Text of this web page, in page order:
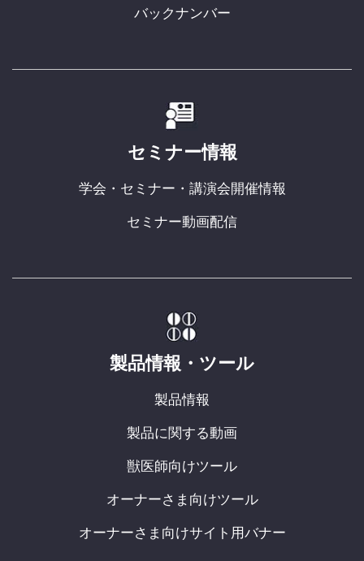
バックナンバー
セミナー情報
学会・セミナー・講演会開催情報
セミナー動画配信
製品情報・ツール
製品情報
製品に関する動画
獣医師向けツール
オーナーさま向けツール
オーナーさま向けサイト用バナー